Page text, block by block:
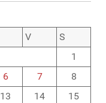
V
S
1
6 7
8
13 14
15